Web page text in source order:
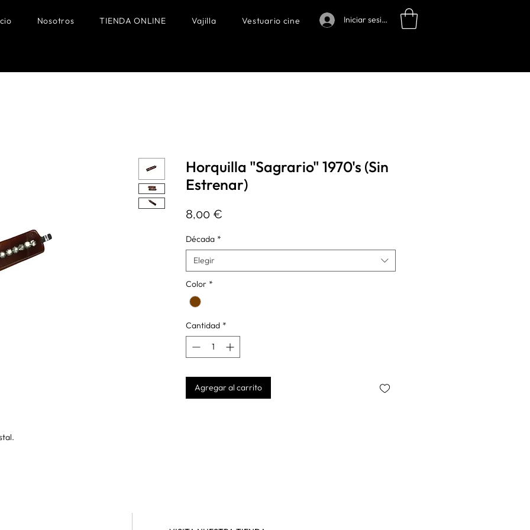
Nosotros TIENDA ONLINE Vajilla Vestuario cine Iniciar sesión
Horquilla "Sagrario" 1970's (Sin
Estrenar)
8,00 €
Década *
Elegir
Color *
Cantidad *
Agregar al carrito